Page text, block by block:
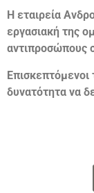
Η εταιρεία
εργασιακή της
αντιπροσώπους
δυνατότητα να